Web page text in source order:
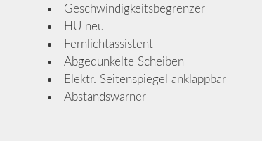
Geschwindigkeitsbegrenzer
HU neu
Fernlichtassistent
Abgedunkelte Scheiben
Elektr. Seitenspiegel anklappbar
Abstandswarner